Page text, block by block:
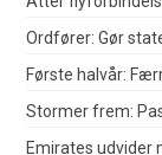
Ordfører: Gør
Første halvår:
Stormer frem:
Emirates udvider